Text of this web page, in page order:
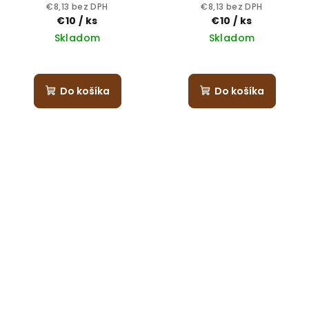
€8,13 bez DPH
€10 / ks
Skladom
Do košíka
€8,13 bez DPH
€10 / ks
Skladom
Do košíka